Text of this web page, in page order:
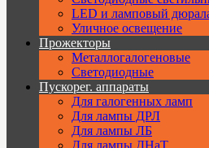
LED и ламповый
Уличное освещение
Прожекторы
Металлогалогеновые
Светодиодные
Пускорег. аппараты
Для галогенных ламп
Для лампы ДРЛ
Для лампы ЛБ
Для лампы ДНаТ